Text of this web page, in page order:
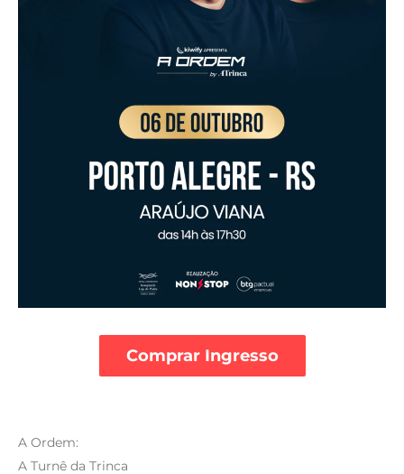
A Ordem:
A Turnê da Trinca
Comprar Ingresso